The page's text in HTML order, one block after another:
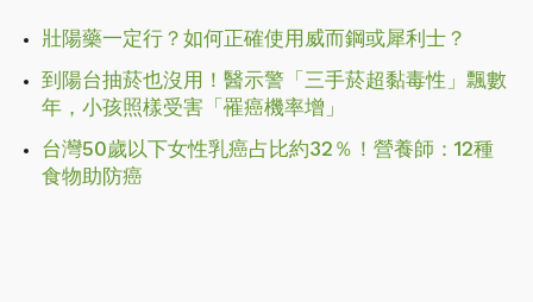
壯陽藥一定行？如何正確使用威而鋼或犀利士？
到陽台抽菸也沒用！醫示警「三手菸超黏毒性」飄數
年，小孩照樣受害「罹癌機率增」
台灣50歲以下女性乳癌占比約32％！營養師：12種
食物助防癌